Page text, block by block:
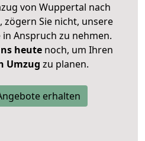
von Wuppertal nach
zögern Sie nicht, unsere
Anspruch zu nehmen.
heutenoch, um Ihren
Umzug zu planen.
erhalten